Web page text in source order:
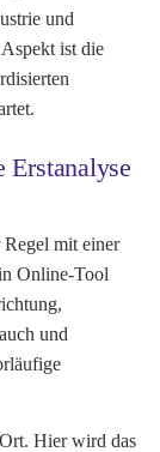
und
ist die
Erstanalyse
mit einer
Online-Tool
und
Hier wird das